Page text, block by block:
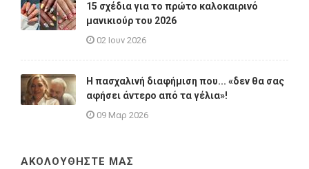
15 σχέδια για το πρώτο καλοκαιρινό
μανικιούρ του 2026
02 Ιουν 2026
Η πασχαλινή διαφήμιση που... «δεν θα σας
αφήσει άντερο από τα γέλια»!
09 Μαρ 2026
ΑΚΟΛΟΥΘΗΣΤΕ ΜΑΣ